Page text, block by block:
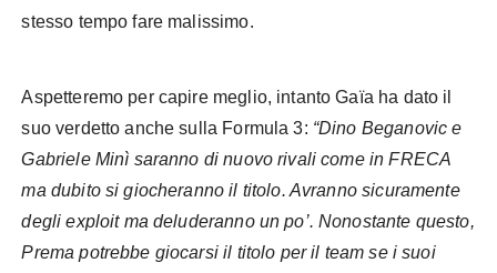
stesso tempo fare malissimo.
Aspetteremo per capire meglio, intanto Gaïa ha dato il
suo verdetto anche sulla Formula 3: “Dino Beganovic e
Gabriele Minì saranno di nuovo rivali come in FRECA
ma dubito si giocheranno il titolo. Avranno sicuramente
degli exploit ma deluderanno un po’. Nonostante questo,
Prema potrebbe giocarsi il titolo per il team se i suoi